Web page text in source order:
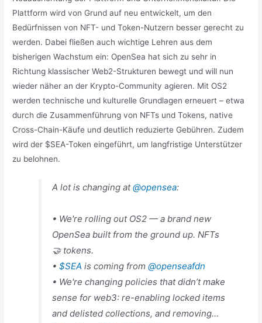
Plattform wird von Grund auf neu entwickelt, um den
Bedürfnissen von NFT- und Token-Nutzern besser gerecht zu
werden. Dabei fließen auch wichtige Lehren aus dem
bisherigen Wachstum ein: OpenSea hat sich zu sehr in
Richtung klassischer Web2-Strukturen bewegt und will nun
wieder näher an der Krypto-Community agieren. Mit OS2
werden technische und kulturelle Grundlagen erneuert – etwa
durch die Zusammenführung von NFTs und Tokens, native
Cross-Chain-Käufe und deutlich reduzierte Gebühren. Zudem
wird der $SEA-Token eingeführt, um langfristige Unterstützer
zu belohnen.
A lot is changing at@opensea:
• We're rolling out OS2 — a brand new
OpenSea built from the ground up. NFTs
🤝 tokens.
•$SEA is coming from@openseafdn
• We're changing policies that didn’t make
sense for web3: re-enabling locked items
and delisted collections, and removing…